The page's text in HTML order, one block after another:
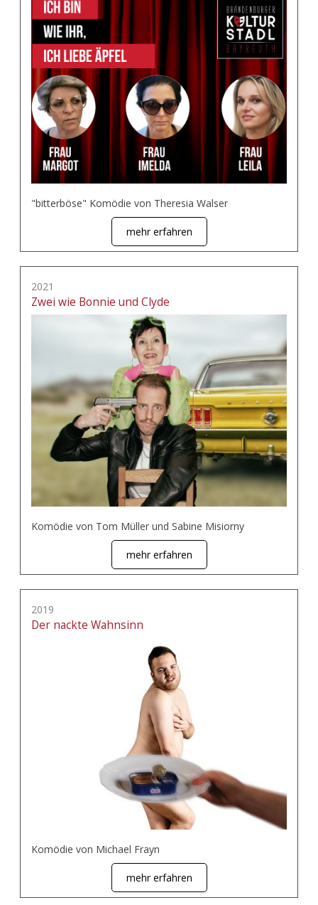
"bitterböse" Komödie von Theresia Walser
mehr erfahren
2021
Zwei wie Bonnie und Clyde
Komödie von Tom Müller und Sabine Misiorny
mehr erfahren
2019
Der nackte Wahnsinn
Komödie von Michael Frayn
mehr erfahren